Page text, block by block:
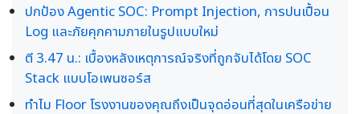
ปกป้อง Agentic SOC: Prompt Injection, การปนเปื้อน
Log และภัยคุกคามภายในรูปแบบใหม่
ตี 3.47 น.: เบื้องหลังเหตุการณ์จริงที่ถูกจับได้โดย SOC
Stack แบบโอเพนซอร์ส
ทำไม Floor โรงงานของคุณถึงเป็นจุดอ่อนที่สุดในเครือข่าย